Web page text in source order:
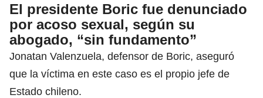
El presidente Boric fue denunciado
por acoso sexual, según su
abogado, “sin fundamento”
Jonatan Valenzuela, defensor de Boric, aseguró
que la víctima en este caso es el propio jefe de
Estado chileno.